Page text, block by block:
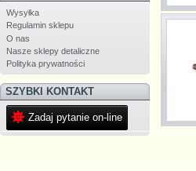
Wysyłka
Regulamin sklepu
O nas
Nasze sklepy detaliczne
Polityka prywatności
SZYBKI KONTAKT
Zadaj pytanie on-line